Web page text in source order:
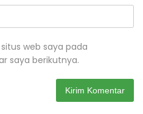
web saya pada
saya berikutnya.